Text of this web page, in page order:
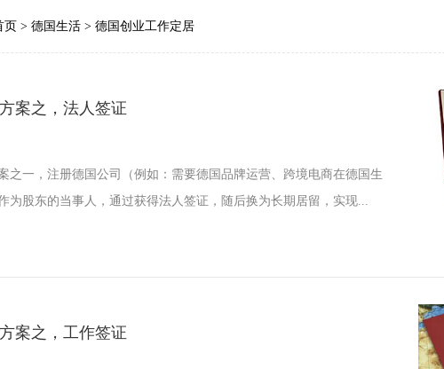
页 > 德国生活 > 德国创业工作定居
案之，法人签证
之一，注册德国公司（例如：需要德国品牌运营、跨境电商在德国生
为股东的当事人，通过获得法人签证，随后换为长期居留，实现...
案之，工作签证